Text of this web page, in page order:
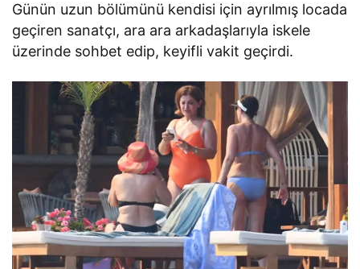
Günün uzun bölümünü kendisi için ayrılmış locada
geçiren sanatçı, ara ara arkadaşlarıyla iskele
üzerinde sohbet edip, keyifli vakit geçirdi.